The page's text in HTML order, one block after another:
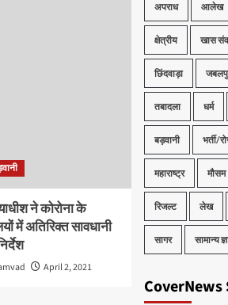
ने कोरोना के
में अतिरिक्त सावधानी
April 2, 2021
अपराध आलेख
क्षेत्रीय खास
छिंदवाड़ा
तबादला धर्म
बड़वानी भर्ती/
महाराष्ट्र मौसम
रिजल्ट लेख
सागर सामान्य
CoverNews